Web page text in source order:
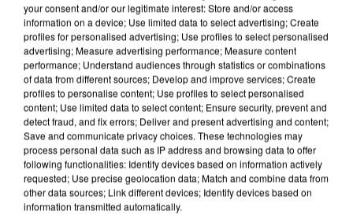
your consent and/or our legitimate interest: Store and/or access
information on a device; Use limited data to select advertising; Create
profiles for personalised advertising; Use profiles to select personalised
advertising; Measure advertising performance; Measure content
performance; Understand audiences through statistics or combinations
of data from different sources; Develop and improve services; Create
profiles to personalise content; Use profiles to select personalised
content; Use limited data to select content; Ensure security, prevent and
detect fraud, and fix errors; Deliver and present advertising and content;
Save and communicate privacy choices. These technologies may
process personal data such as IP address and browsing data to offer
following functionalities: Identify devices based on information actively
requested; Use precise geolocation data; Match and combine data from
other data sources; Link different devices; Identify devices based on
information transmitted automatically.